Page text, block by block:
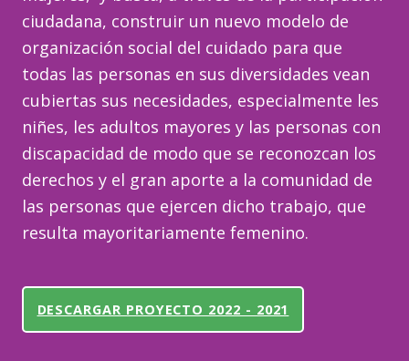
ciudadana, construir un nuevo modelo de
organización social del cuidado para que
todas las personas en sus diversidades vean
cubiertas sus necesidades, especialmente les
niñes, les adultos mayores y las personas con
discapacidad de modo que se reconozcan los
derechos y el gran aporte a la comunidad de
las personas que ejercen dicho trabajo, que
resulta mayoritariamente femenino.
DESCARGAR PROYECTO 2022 - 2021